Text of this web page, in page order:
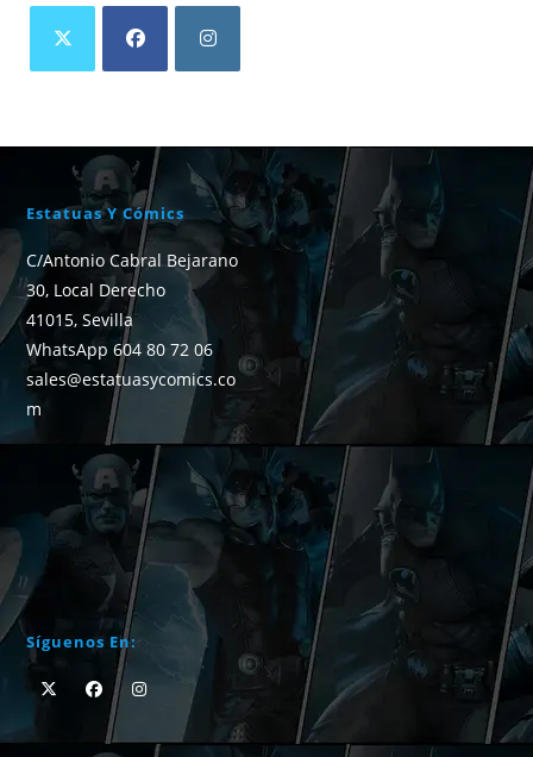
Estatuas Y Cómics
C/Antonio Cabral Bejarano
30, Local Derecho
41015, Sevilla
WhatsApp 604 80 72 06
sales@estatuasycomics.co
m
Síguenos En: